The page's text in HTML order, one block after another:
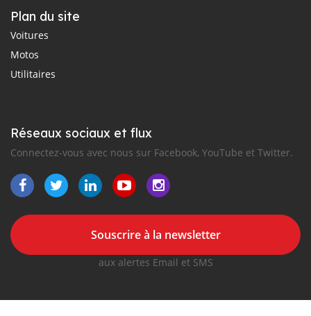
Plan du site
Voitures
Motos
Utilitaires
Réseaux sociaux et flux
Connectez-vous avec nous sur Facebook, YouTube et Twitter.
Souscrire à la newsletter
aux alertes Email et SMS